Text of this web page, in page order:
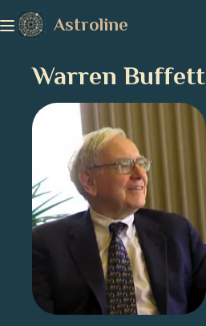
Astroline
Warren Buffett